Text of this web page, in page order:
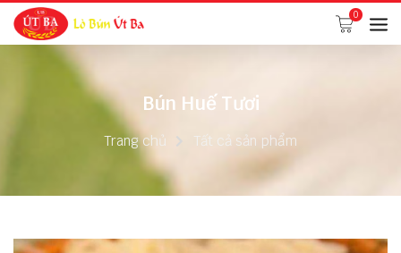
0
Bún Huế Tươi
Trang chủ Tất cả sản phẩm